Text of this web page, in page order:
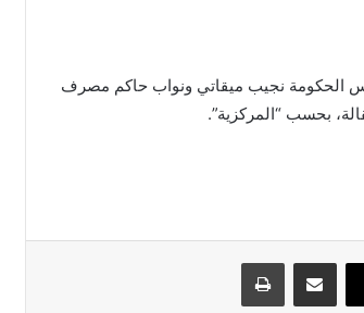
الحكومة نجيب ميقاتي ونواب حاكم مصرف
بحسب “المركزية”.